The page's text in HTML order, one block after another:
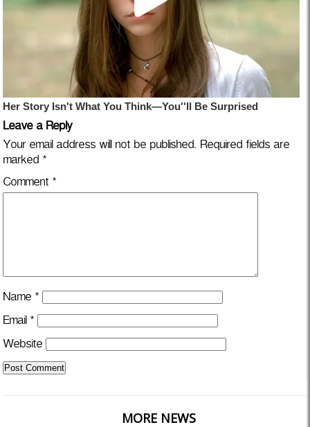
Leave a Reply
Your email address will not be published. Required fields are
marked *
Comment *
Name *
Email *
Website
MORE NEWS